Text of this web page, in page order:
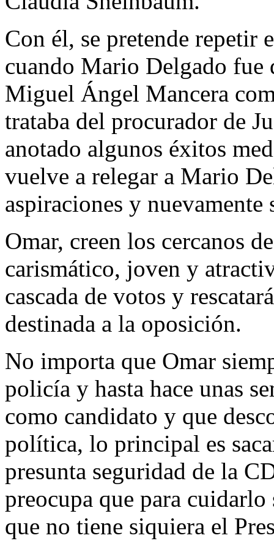
Con él, se pretende repetir
cuando Mario Delgado fue
Miguel Ángel Mancera
trataba del procurador de
anotado algunos éxitos
vuelve a relegar a Mario
aspiraciones y nuevamente
Omar, creen los cercanos
carismático, joven y
cascada de votos y
destinada a la oposición.
No importa que Omar
policía y hasta hace unas
como candidato y que
política, lo principal es
presunta seguridad de la
preocupa que para
que no tiene siquiera el